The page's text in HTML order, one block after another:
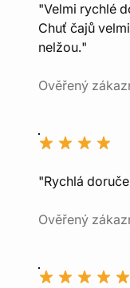
"Velmi rychlé
Chuť čajů
nelžou."
Ověřený
"Rychlá
Ověřený